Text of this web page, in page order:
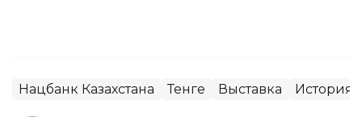
Нацбанк Казахстана Тенге Выставка История